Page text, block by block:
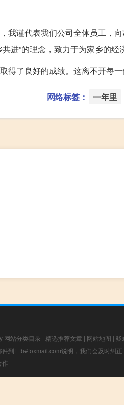
我谨代表我们公司全体员工，
进”的理念，致力于为家乡的经
得了良好的成绩。这离不开每
网络标签： 一年里
网站分类目录 | 精选推荐文章 | 网站地图 | 疑
到f_fb#foxmail.com说明，我们会及时纠正
作